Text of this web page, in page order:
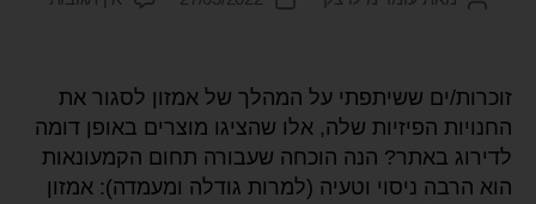
זוכרות/ים ששיתפתי על המהלך של אמזון לסגור את
החנויות הפיזיות שלה, אלו שהציגו מוצרים באופן דומה
לדירוג באתר? הנה הוכחה שעבורה תחום הקמעונאות
הוא הרבה ניסוי וטעיה (למרות גודלה ומעמדה): אמזון